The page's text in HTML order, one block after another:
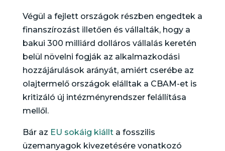
Végül a fejlett országok részben engedtek a
finanszírozást illetően és vállalták, hogy a
bakui 300 milliárd dolláros vállalás keretén
belül növelni fogják az alkalmazkodási
hozzájárulások arányát, amiért cserébe az
olajtermelő országok elálltak a CBAM-et is
kritizáló új intézményrendszer felállítása
mellől.
Bár az EU sokáig kiállta fosszilis
üzemanyagok kivezetésére vonatkozó